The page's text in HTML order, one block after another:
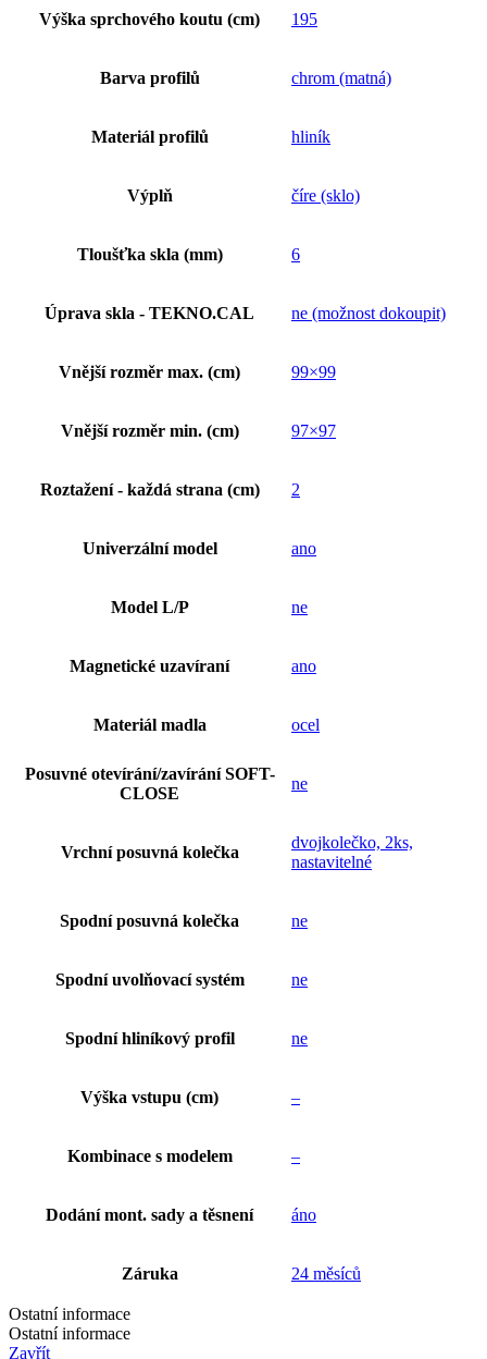
Výška sprchového koutu (cm) 195
Barva profilů chrom (matná)
Materiál profilů hliník
Výplň číre (sklo)
Tloušťka skla (mm) 6
Úprava skla - TEKNO.CAL ne (možnost dokoupit)
Vnější rozměr max. (cm) 99×99
Vnější rozměr min. (cm) 97×97
Roztažení - každá strana (cm) 2
Univerzální model ano
Model L/P ne
Magnetické uzavíraní ano
Materiál madla ocel
Posuvné otevírání/zavírání SOFT-
CLOSE
ne
Vrchní posuvná kolečka
dvojkolečko, 2ks,
nastavitelné
Spodní posuvná kolečka ne
Spodní uvolňovací systém ne
Spodní hliníkový profil ne
Výška vstupu (cm) –
Kombinace s modelem –
Dodání mont. sady a těsnení áno
Záruka 24 měsíců
Ostatní informace
Ostatní informace
Zavřít